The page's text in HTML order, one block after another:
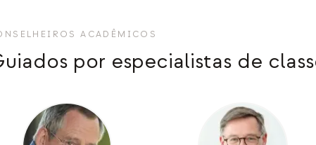
ACADÊMICOS
por especialistas de